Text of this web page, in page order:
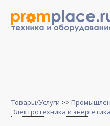
Товары/Услуги >>
Электротехника и энергетика